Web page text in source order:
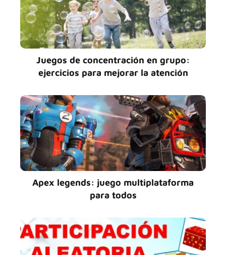
Juegos de concentración en grupo:
ejercicios para mejorar la atención
Apex legends: juego multiplataforma
para todos